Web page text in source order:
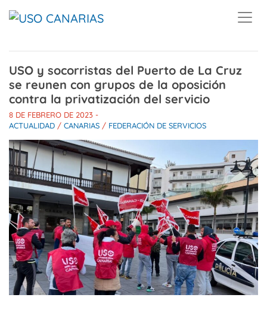
USO y socorristas del Puerto de La Cruz
se reunen con grupos de la oposición
contra la privatización del servicio
8 DE FEBRERO DE 2023 -
ACTUALIDAD / CANARIAS / FEDERACIÓN DE SERVICIOS